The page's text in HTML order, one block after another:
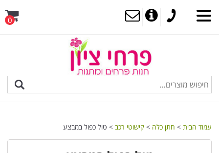
0
עמוד הבית > חתן כלה > קישוטי רכב > טול כפול במבצע